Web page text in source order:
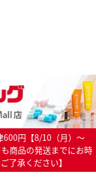
600円【8/10（月）～
商品の発送までにお時
了承ください】